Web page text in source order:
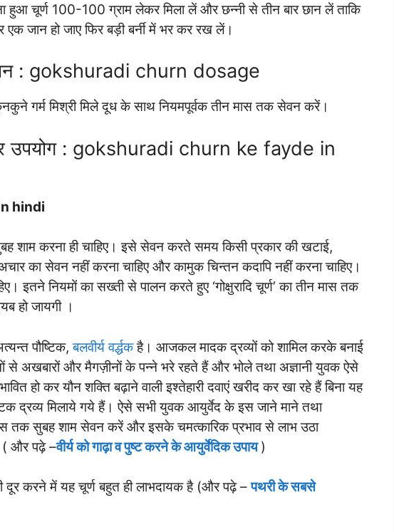
हुआ चूर्ण 100-100 ग्राम लेकर मिला लें और छन्नी से तीन बार छान लें ताकि
जान हो जाए फिर बड़ी बर्नी में भर कर रख लें।
: gokshuradi churn dosage
गर्म मिश्री मिले दूध के साथ नियमपूर्वक तीन मास तक सेवन करें।
और उपयोग : gokshuradi churn ke fayde in
hindi
शाम करना ही चाहिए। इसे सेवन करते समय किसी प्रकार की खटाई,
का सेवन नहीं करना चाहिए और कामुक चिन्तन कदापि नहीं करना चाहिए।
इतने नियमों का सख्ती से पालन करते हुए ‘गोक्षुरादि चूर्ण’ का तीन मास तक
हो जायगी ।
पौष्टिक,बलवीर्य वर्द्धकहै। आजकल मादक द्रव्यों को शामिल करके बनाई
से अखबारों और मैगज़ीनों के पन्ने भरे रहते हैं और भोले तथा अज्ञानी युवक ऐसे
हो कर यौन शक्ति बढ़ाने वाली इश्तेहारी दवाएं खरीद कर खा रहे हैं बिना यह
द्रव्य मिलाये गये हैं। ऐसे सभी युवक आयुर्वेद के इस जाने माने तथा
तक सुबह शाम सेवन करें और इसके चमत्कारिक प्रभाव से लाभ उठा
( और पढ़े –वीर्य को गाढ़ा व पुष्ट करने के आयुर्वेदिक उपाय)
दूर करने में यह चूर्ण बहुत ही लाभदायक है (और पढ़े –पथरी के सबसे